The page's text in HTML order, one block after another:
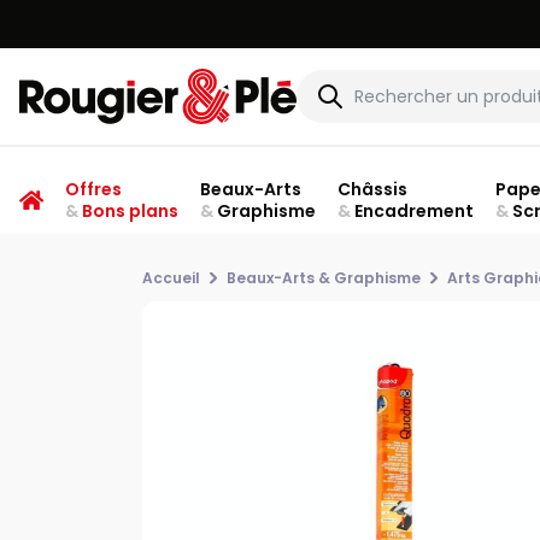
Offres
&Bons plans
Beaux-Arts
&Graphisme
Châssis
&Encadrement
&
Accueil Beaux-Arts & Graphisme Arts